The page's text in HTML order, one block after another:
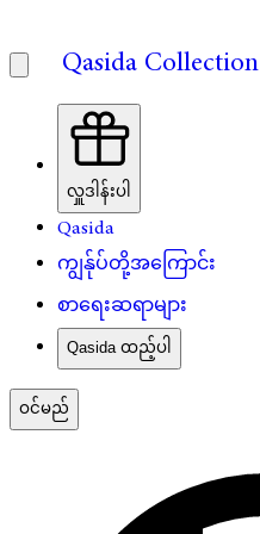
Qasida Collection
လှူဒါန်းပါ
Qasida
ကျွန်ုပ်တို့အကြောင်း
စာရေးဆရာများ
Qasida ထည့်ပါ
ဝင်မည်